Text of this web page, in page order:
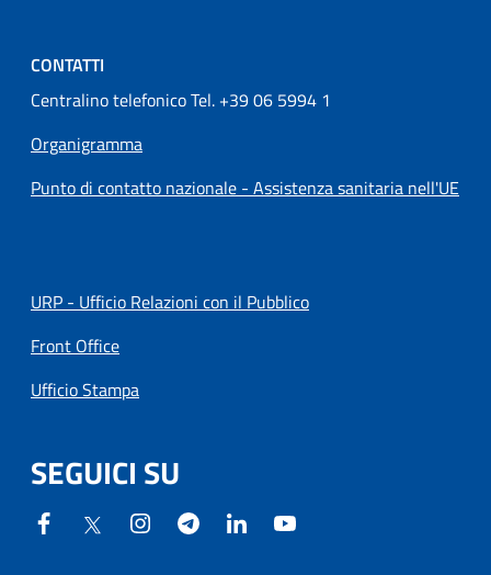
CONTATTI
Centralino telefonico Tel. +39 06 5994 1
Organigramma
Punto di contatto nazionale - Assistenza sanitaria nell'UE
URP - Ufficio Relazioni con il Pubblico
Front Office
Ufficio Stampa
SEGUICI SU